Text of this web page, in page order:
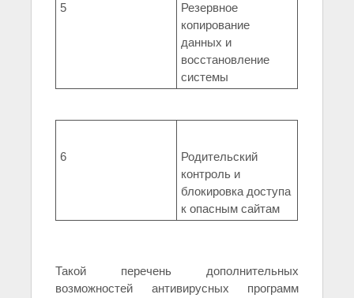
5
Резервное
копирование
данных и
восстановление
системы
6
Родительский
контроль и
блокировка доступа
к опасным сайтам
Такой перечень дополнительных
возможностей антивирусных программ